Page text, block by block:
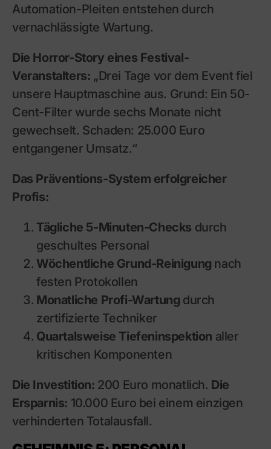
Automation-Pleiten entstehen durch
vernachlässigte Wartung.
Die Horror-Story eines Festival-
Veranstalters: „Drei Tage vor dem Event fiel
unsere Hauptmaschine aus. Grund: Ein 50-
Cent-Filter wurde sechs Monate nicht
gewechselt. Schaden: 25.000 Euro
entgangener Umsatz.“
Das Präventions-System erfolgreicher
Profis:
Tägliche 5-Minuten-Checks durch
geschultes Personal
Wöchentliche Grund-Reinigung nach
festen Protokollen
Monatliche Profi-Wartung durch
zertifizierte Techniker
Quartalsweise Tiefeninspektion aller
kritischen Komponenten
Die Investition: 200 Euro monatlich. Die
Ersparnis: 10.000 Euro bei einem einzigen
verhinderten Totalausfall.